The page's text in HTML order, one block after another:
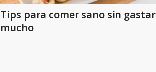
Tips para comer sano sin gastar
mucho